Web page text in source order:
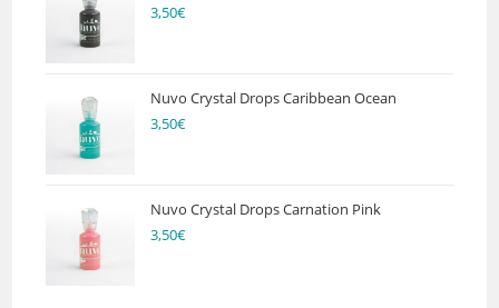
3,50€
Nuvo Crystal Drops Caribbean Ocean
3,50€
Nuvo Crystal Drops Carnation Pink
3,50€